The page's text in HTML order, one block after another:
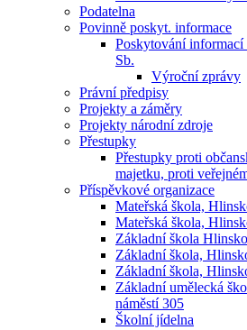
Podatelna
Povinně poskyt. informace
Poskytování informací
Sb.
Výroční zprávy
Právní předpisy
Projekty a záměry
Projekty národní zdroje
Přestupky
Přestupky proti
majetku, proti
Příspěvkové organizace
Mateřská škola,
Mateřská škola,
Základní škola
Základní škola,
Základní škola,
Základní umělecká
náměstí 305
Školní jídelna